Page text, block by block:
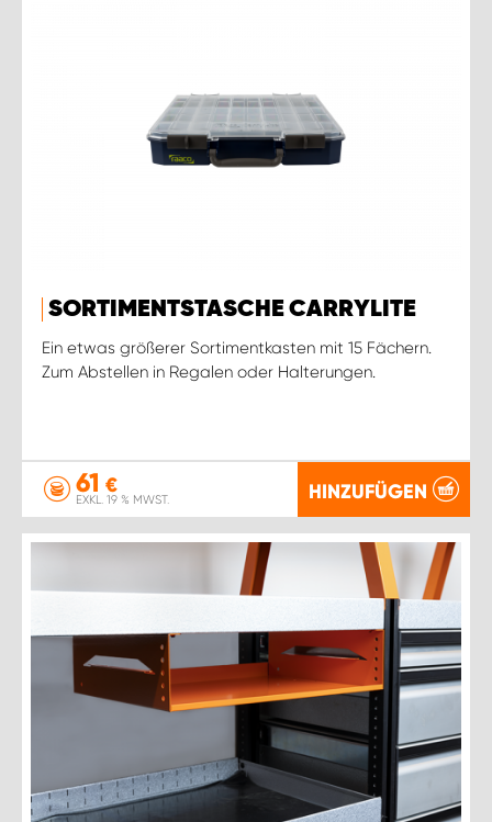
SORTIMENTSTASCHE CARRYLITE
Ein etwas größerer Sortimentkasten mit 15 Fächern.
Zum Abstellen in Regalen oder Halterungen.
61 €
EXKL. 19 % MWST. HINZUFÜGEN